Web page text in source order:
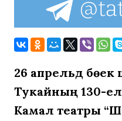
26 апрельдә
Тукайның 130-
Камал театры